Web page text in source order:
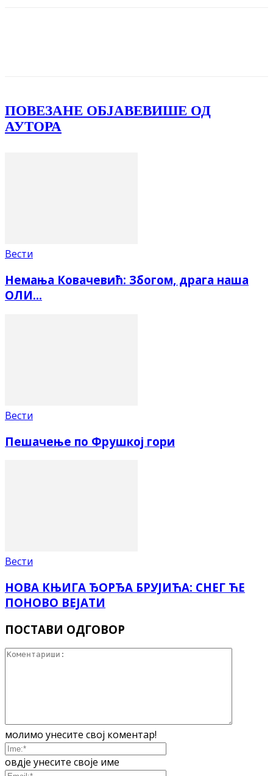
ПОВЕЗАНЕ ОБЈАВЕВИШЕ ОД
АУТОРА
Вести
Немања Ковачевић: Збогом, драга наша
ОЛИ…
Вести
Пешачење по Фрушкој гори
Вести
НОВА КЊИГА ЂОРЂА БРУЈИЋА: СНЕГ ЋЕ
ПОНОВО ВЕЈАТИ
ПОСТАВИ ОДГОВОР
молимо унесите свој коментар!
овдје унесите своје име